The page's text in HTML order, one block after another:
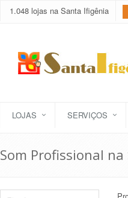
1.048 lojas na Santa Ifigênia
LOJAS SERVIÇOS
Som Profissional